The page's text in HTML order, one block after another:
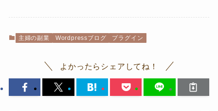
主婦の副業 Wordpressブログ プラグイン
よかったらシェアしてね！